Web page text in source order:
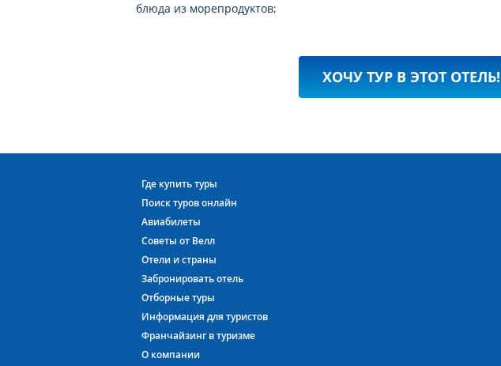
блюда из морепродуктов;
ХОЧУ ТУР В ЭТОТ ОТЕЛЬ!
Где купить туры
Поиск туров онлайн
Авиабилеты
Советы от Велл
Отели и страны
Забронировать отель
Отборные туры
Информация для туристов
Франчайзинг в туризме
О компании